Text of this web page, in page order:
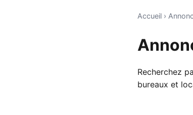
Accueil ›
Recherchez
bureaux et